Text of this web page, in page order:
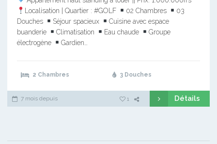
Localisation | Quartier : #GOLF
02 Chambres
03
Douches
Séjour spacieux
Cuisine avec espace
buanderie
Climatisation Eau chaude
Groupe
électrogène
Gardien…
2 Chambres 3 Douches
7 mois depuis 1 Détails